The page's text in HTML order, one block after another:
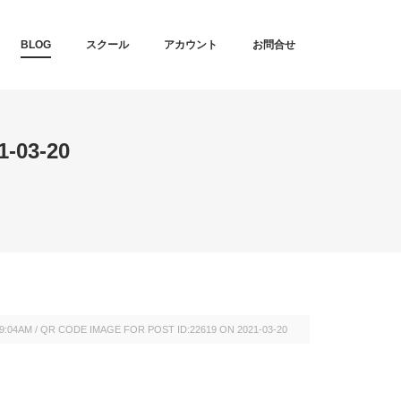
BLOG スクール アカウント お問合せ
03-20
/ QR CODE IMAGE FOR POST ID:22619 ON 2021-03-20